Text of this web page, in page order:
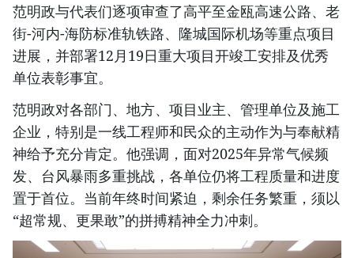
范明政与代表们逐项审查了高平至金瓯高速公路、老
街-河内-海防标准轨铁路、隆城国际机场等重点项目
进展，并部署12月19日重大项目开竣工安排及优秀
单位表彰事宜。
范明政对各部门、地方、项目业主、管理单位及施工
企业，特别是一线工程师和民众的主动作为与奉献精
神给予充分肯定。他强调，面对2025年异常气候频
发、台风暴雨多重挑战，各单位仍将工程质量和进度
置于首位。当前年终时间紧迫，剩余任务繁重，须以
“超常规、更果敢”的拼搏精神全力冲刺。